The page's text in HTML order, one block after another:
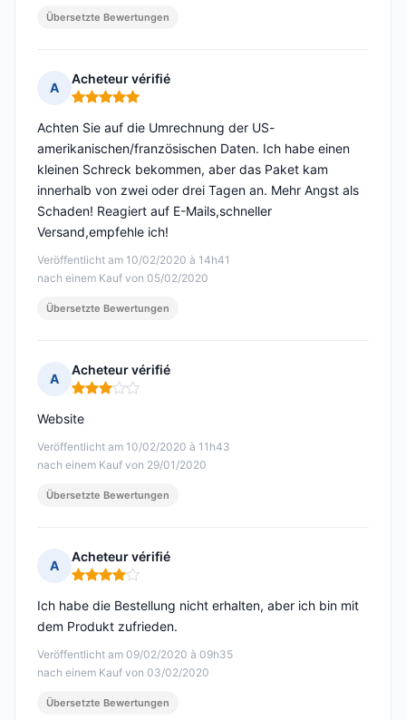
Übersetzte Bewertungen
A
Acheteur vérifié
Hinweis: 5 von 5
Veröffentlicht am 10/02/2020 à 14h41
nach einem Kauf von 05/02/2020
Achten Sie auf die Umrechnung der US-
amerikanischen/französischen Daten. Ich habe einen
kleinen Schreck bekommen, aber das Paket kam
innerhalb von zwei oder drei Tagen an. Mehr Angst als
Schaden! Reagiert auf E-Mails,schneller
Versand,empfehle ich!
Übersetzte Bewertungen
A
Acheteur vérifié
Hinweis: 3 von 5
Veröffentlicht am 10/02/2020 à 11h43
nach einem Kauf von 29/01/2020
Website
Übersetzte Bewertungen
A
Acheteur vérifié
Hinweis: 4 von 5
Veröffentlicht am 09/02/2020 à 09h35
nach einem Kauf von 03/02/2020
Ich habe die Bestellung nicht erhalten, aber ich bin mit
dem Produkt zufrieden.
Übersetzte Bewertungen